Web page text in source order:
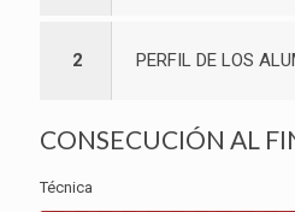
2 PERFIL DE LOS
CONSECUCIÓN AL
Técnica